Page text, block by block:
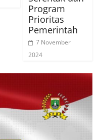
Program
Prioritas
Pemerintah
7 November
2024